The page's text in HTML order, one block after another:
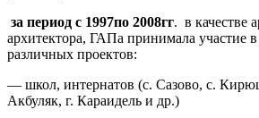
за период с 1997по 2008гг. в качестве
архитектора, ГАПа принимала участие в
различных проектов:
— школ, интернатов (с. Сазово, с.
Акбуляк, г. Караидель и др.)